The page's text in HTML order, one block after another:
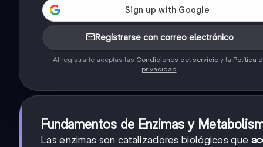
Regístrarse con correo electrónico
Al registrarte aceptas las Condiciones del servicioy la Política
privacidad.
Fundamentos de Enzimas y
Las enzimas son catalizadores biológicos que